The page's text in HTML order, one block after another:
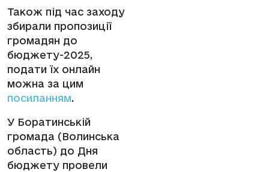
Також під час заходу
збирали пропозиції
громадян до
бюджету-2025,
подати їх онлайн
можна за цим
посиланням.
У Боратинській
громада (Волинська
область) до Дня
бюджету провели